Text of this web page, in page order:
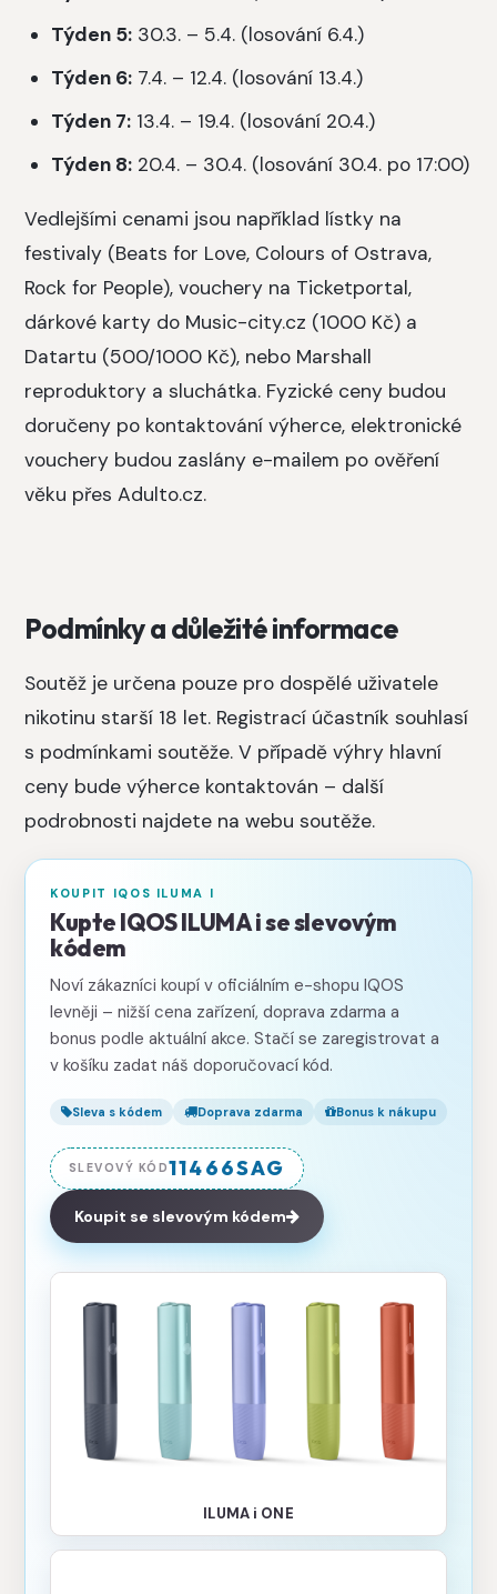
Týden 5: 30.3. – 5.4. (losování 6.4.)
Týden 6: 7.4. – 12.4. (losování 13.4.)
Týden 7: 13.4. – 19.4. (losování 20.4.)
Týden 8: 20.4. – 30.4. (losování 30.4. po 17:00)
Vedlejšími cenami jsou například lístky na
festivaly (Beats for Love, Colours of Ostrava,
Rock for People), vouchery na Ticketportal,
dárkové karty do Music-city.cz (1000 Kč) a
Datartu (500/1000 Kč), nebo Marshall
reproduktory a sluchátka. Fyzické ceny budou
doručeny po kontaktování výherce, elektronické
vouchery budou zaslány e-mailem po ověření
věku přes Adulto.cz.
Podmínky a důležité informace
Soutěž je určena pouze pro dospělé uživatele
nikotinu starší 18 let. Registrací účastník souhlasí
s podmínkami soutěže. V případě výhry hlavní
ceny bude výherce kontaktován – další
podrobnosti najdete na webu soutěže.
KOUPIT IQOS ILUMA I
Kupte IQOS ILUMA i se slevovým
kódem
Noví zákazníci koupí v oficiálním e-shopu IQOS
levněji – nižší cena zařízení, doprava zdarma a
bonus podle aktuální akce. Stačí se zaregistrovat a
v košíku zadat náš doporučovací kód.
Sleva s kódem Doprava zdarma Bonus k nákupu
SLEVOVÝ KÓD11466SAG
Koupit se slevovým kódem
ILUMA i ONE